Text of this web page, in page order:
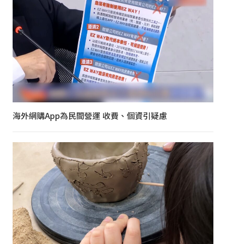
海外網購App為民間營運 收費、個資引疑慮